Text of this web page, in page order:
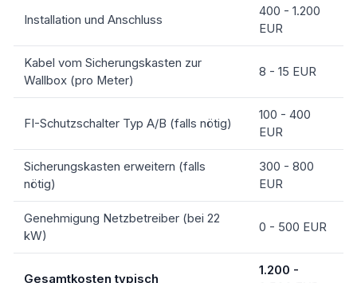
Installation und Anschluss
400 - 1.200
EUR
Kabel vom Sicherungskasten zur
Wallbox (pro Meter)
8 - 15 EUR
FI-Schutzschalter Typ A/B (falls nötig)
100 - 400
EUR
Sicherungskasten erweitern (falls
nötig)
300 - 800
EUR
Genehmigung Netzbetreiber (bei 22
kW)
0 - 500 EUR
Gesamtkosten typisch
1.200 -